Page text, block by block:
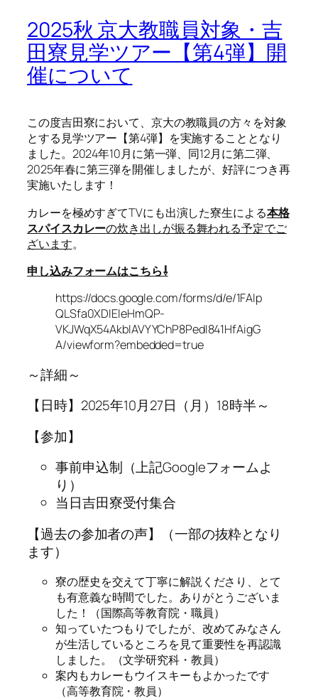
2025秋 京大教職員対象・吉
田寮見学ツアー【第4弾】開
催について
この度吉田寮において、京大の教職員の方々を対象
とする見学ツアー【第4弾】を実施することとなり
ました。2024年10月に第一弾、同12月に第二弾、
2025年春に第三弾を開催しましたが、好評につき再
実施いたします！
カレーを極めすぎてTVにも出演した寮生による本格
スパイスカレーの炊き出しが振る舞われる予定でご
ざいます。
申し込みフォームはこちら⇩
https://docs.google.com/forms/d/e/1FAIp
QLSfa0XDIEleHmQP-
VKJWqX54AkbIAVYYChP8PedI841HfAigG
A/viewform?embedded=true
～詳細～
【日時】2025年10月27日（月）18時半～
【参加】
事前申込制（上記Googleフォームよ
り）
当日吉田寮受付集合
【過去の参加者の声】（一部の抜粋となり
ます）
寮の歴史を交えて丁寧に解説くださり、とて
も有意義な時間でした。ありがとうございま
した！（国際高等教育院・職員）
知っていたつもりでしたが、改めてみなさん
が生活しているところを見て重要性を再認識
しました。（文学研究科・教員）
案内もカレーもウイスキーもよかったです
（高等教育院・教員）